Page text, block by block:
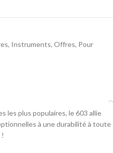
, Instruments, Offres, Pour
les plus populaires, le 603 allie
à une durabilité à toute